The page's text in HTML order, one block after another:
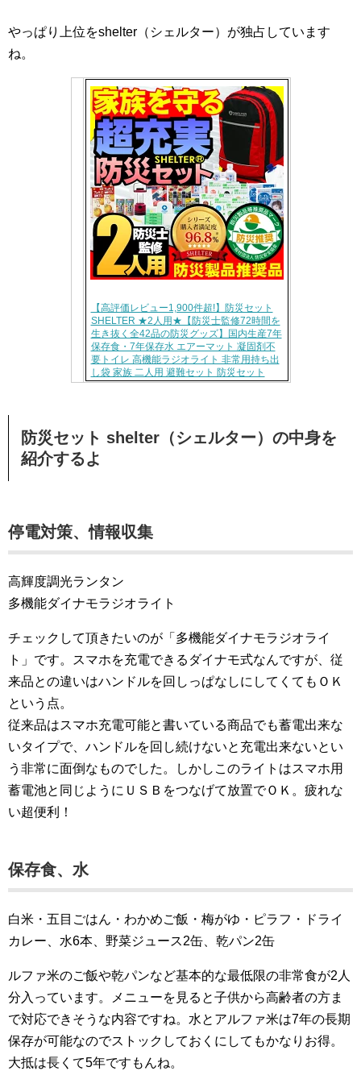
やっぱり上位をshelter（シェルター）が独占しています
ね。
【高評価レビュー1,900件超!】防災セット
SHELTER ★2人用★【防災士監修72時間を
生き抜く全42品の防災グッズ】国内生産7年
保存食・7年保存水 エアーマット 凝固剤不
要トイレ 高機能ラジオライト 非常用持ち出
し袋 家族 二人用 避難セット 防災セット
防災セット shelter（シェルター）の中身を
紹介するよ
停電対策、情報収集
高輝度調光ランタン
多機能ダイナモラジオライト
チェックして頂きたいのが「多機能ダイナモラジオライ
ト」です。スマホを充電できるダイナモ式なんですが、従
来品との違いはハンドルを回しっぱなしにしてくてもＯＫ
という点。
従来品はスマホ充電可能と書いている商品でも蓄電出来な
いタイプで、ハンドルを回し続けないと充電出来ないとい
う非常に面倒なものでした。しかしこのライトはスマホ用
蓄電池と同じようにＵＳＢをつなげて放置でＯＫ。疲れな
い超便利！
保存食、水
白米・五目ごはん・わかめご飯・梅がゆ・ピラフ・ドライ
カレー、水6本、野菜ジュース2缶、乾パン2缶
ルファ米のご飯や乾パンなど基本的な最低限の非常食が2人
分入っています。メニューを見ると子供から高齢者の方ま
で対応できそうな内容ですね。水とアルファ米は7年の長期
保存が可能なのでストックしておくにしてもかなりお得。
大抵は長くて5年ですもんね。